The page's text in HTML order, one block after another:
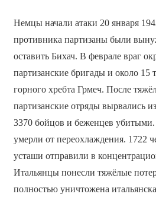
Немцы начали атаки 20 января
противника партизаны были
оставить Бихач. В феврале враг
партизанские бригады и около 15
горного хребта Грмеч. После
партизанские отряды вырвались
3370 бойцов и беженцев
умерли от переохлаждения. 1722
усташи отправили в
Итальянцы понесли тяжёлые
полностью уничтожена